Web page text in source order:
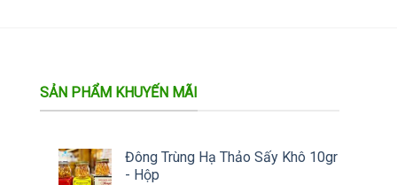
SẢN PHẨM KHUYẾN MÃI
Đông Trùng Hạ Thảo Sấy Khô 10gr
- Hộp